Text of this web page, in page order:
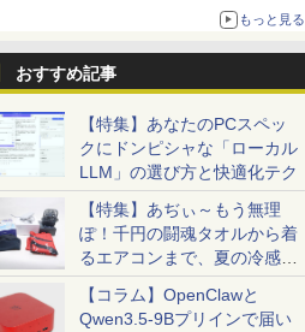
もっと見る
おすすめ記事
【特集】あなたのPCスペッ
クにドンピシャな「ローカル
LLM」の選び方と快適化テク
【特集】あぢぃ～もう無理
ぽ！千円の闘魂タオルから着
るエアコンまで、夏の冷感グ
ッズ一挙紹介
【コラム】OpenClawと
Qwen3.5-9Bプリインで届い